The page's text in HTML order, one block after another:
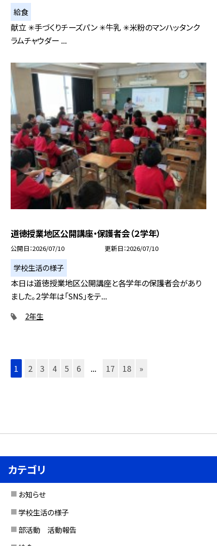
給食
献立 ✳︎手づくりチーズパン ✳︎牛乳 ✳︎米粉のマンハッタンク
ラムチャウダー ...
道徳授業地区公開講座・保護者会（２学年）
公開日 2026/07/10 更新日 2026/07/10
学校生活の様子
本日は道徳授業地区公開講座と各学年の保護者会があり
ました。２学年は「SNS」をテ...
2年生
1 2 3 4 5 6 ... 17 18 »
カテゴリ
お知らせ
学校生活の様子
部活動 活動報告